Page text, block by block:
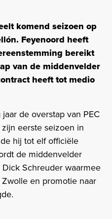
komend seizoen op
Feyenoord heeft
bereikt
van de middenvelder
heeft tot medio
de overstap van PEC
eerste seizoen in
hij tot elf officiële
de middenvelder
Schreuder waarmee
en promotie naar